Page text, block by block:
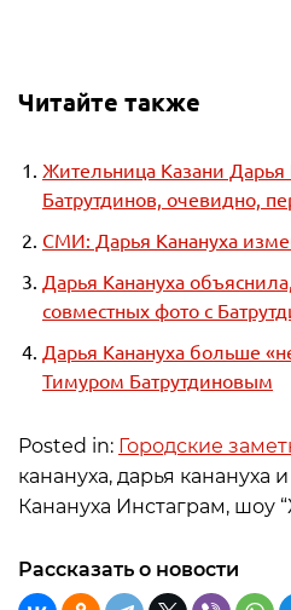
Читайте также
Жительница Казани Дарья
Батрутдинов, очевидно,
СМИ: Дарья Канануха
Дарья Канануха
совместных фото с
Дарья Канануха больше
Тимуром Батрутдиновым
Posted in: Городские
канануха, дарья канануха
Канануха Инстаграм, шоу
Рассказать о новости